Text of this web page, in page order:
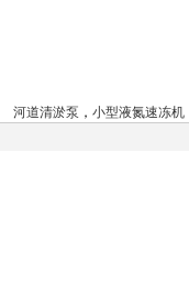
河道清淤泵 ， 小型液氮速冻机